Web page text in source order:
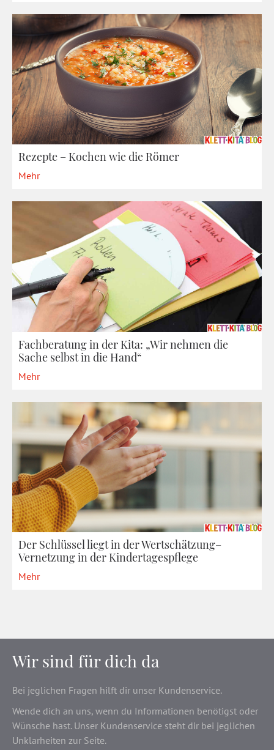
Rezepte – Kochen wie die Römer
Mehr
Fachberatung in der Kita: „Wir nehmen die
Sache selbst in die Hand“
Mehr
Der Schlüssel liegt in der Wertschätzung–
Vernetzung in der Kindertagespflege
Mehr
Wir sind für dich da
Bei jeglichen Fragen hilft dir unser Kundenservice.
Wende dich an uns, wenn du Informationen benötigst oder
Wünsche hast. Unser Kundenservice steht dir bei jeglichen
Unklarheiten zur Seite.